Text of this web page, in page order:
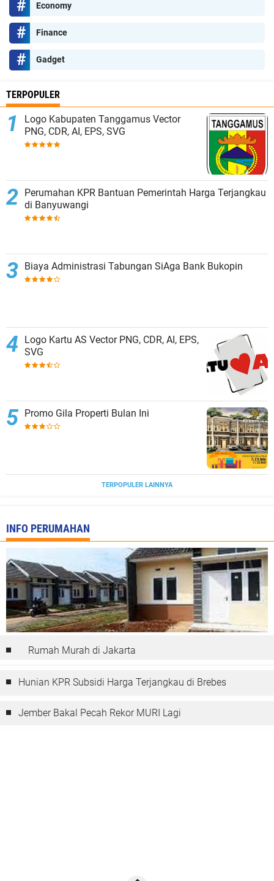
Economy
Finance
Gadget
TERPOPULER
Logo Kabupaten Tanggamus Vector
PNG, CDR, AI, EPS, SVG
Perumahan KPR Bantuan Pemerintah Harga Terjangkau
di Banyuwangi
Biaya Administrasi Tabungan SiAga Bank Bukopin
Logo Kartu AS Vector PNG, CDR, AI, EPS,
SVG
Promo Gila Properti Bulan Ini
TERPOPULER LAINNYA
INFO PERUMAHAN
Rumah Murah di Jakarta
Hunian KPR Subsidi Harga Terjangkau di Brebes
Jember Bakal Pecah Rekor MURI Lagi